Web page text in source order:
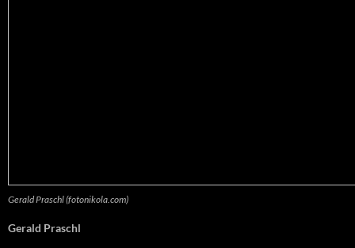
Gerald Praschl (fotonikola.com)
Gerald Praschl